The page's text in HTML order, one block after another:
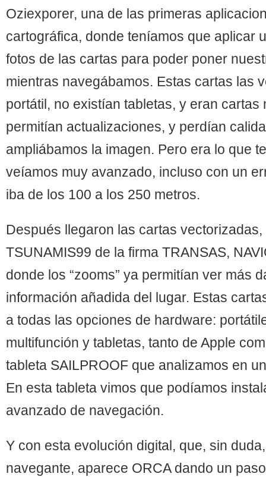
Oziexporer, una de las primeras
cartográfica, donde teníamos que aplicar
fotos de las cartas para poder poner
mientras navegábamos. Estas cartas las
portátil, no existían tabletas, y eran cartas
permitían actualizaciones, y perdían
ampliábamos la imagen. Pero era lo que
veíamos muy avanzado, incluso con un
iba de los 100 a los 250 metros.
Después llegaron las cartas vectorizadas,
TSUNAMIS99 de la firma TRANSAS,
donde los “zooms” ya permitían ver más
información añadida del lugar. Estas
a todas las opciones de hardware:
multifunción y tabletas, tanto de Apple
tableta SAILPROOF que analizamos en
En esta tableta vimos que podíamos
avanzado de navegación.
Y con esta evolución digital, que, sin
navegante, aparece ORCA dando un